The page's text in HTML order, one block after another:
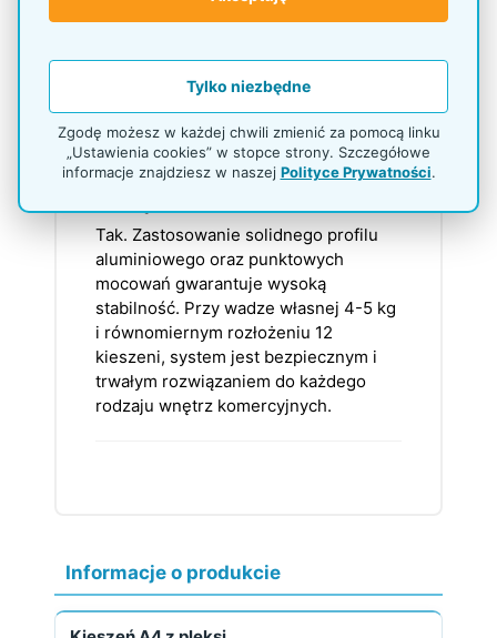
szkołach, hotelach, klubach fitness,
tam, gdzie dokumenty A4 mają być
dostępne na ścianie.
Czy montaż na ścianie jest
bezpieczny przy pełnym
Tak. Zastosowanie solidnego profilu
aluminiowego oraz punktowych
mocowań gwarantuje wysoką
stabilność. Przy wadze własnej 4-5 kg
i równomiernym rozłożeniu 12
kieszeni, system jest bezpiecznym i
trwałym rozwiązaniem do każdego
rodzaju wnętrz komercyjnych.
Informacje o produkcie
Tylko niezbędne
Zgodę możesz w każdej chwili zmienić za pomocą linku
„Ustawienia cookies” w stopce strony. Szczegółowe
informacje znajdziesz w naszej Polityce Prywatności.